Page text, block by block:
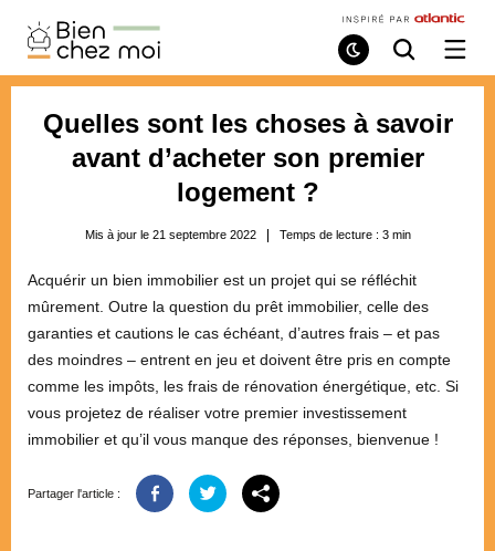
Bien
Chez
Moi
Mode
de
Recherche
/
Quelles sont les choses à savoir
avant d’acheter son premier
logement ?
Mis à jour le 21 septembre 2022 Temps de lecture : 3 min
Acquérir un bien immobilier est un projet qui se réfléchit
mûrement. Outre la question du prêt immobilier, celle des
garanties et cautions le cas échéant, d’autres frais – et pas
des moindres – entrent en jeu et doivent être pris en compte
comme les impôts, les frais de rénovation énergétique, etc. Si
vous projetez de réaliser votre premier investissement
immobilier et qu’il vous manque des réponses, bienvenue !
Partager l'article :